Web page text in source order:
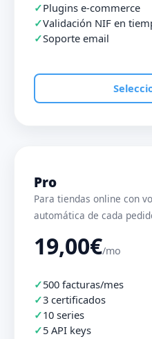
Plugins e-commerce
Validación NIF en
Soporte email
Pro
Para tiendas online con
automática de cada
19,00€/mo
500 facturas/mes
3 certificados
10 series
5 API keys